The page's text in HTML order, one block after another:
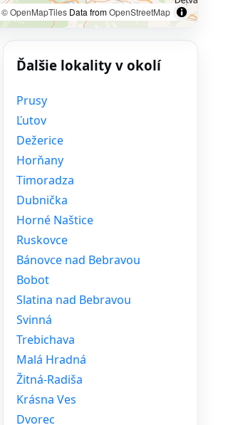
© OpenMapTiles Data fromOpenStreetMap
Ďalšie lokality v okolí
Prusy
Ľutov
Dežerice
Horňany
Timoradza
Dubnička
Horné Naštice
Ruskovce
Bánovce nad Bebravou
Bobot
Slatina nad Bebravou
Svinná
Trebichava
Malá Hradná
Žitná-Radiša
Krásna Ves
Dvorec